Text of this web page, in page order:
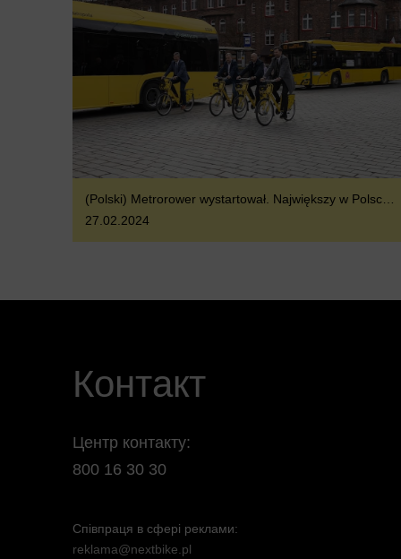
(Polski) Metrorower wystartował. Największy w Polsce i trzeci w Europie system wypożyczalni miejskich rowerów już dostępny
27.02.2024
Контакт
Центр контакту:
800 16 30 30
Співпраця в сфері реклами:
reklama@nextbike.pl